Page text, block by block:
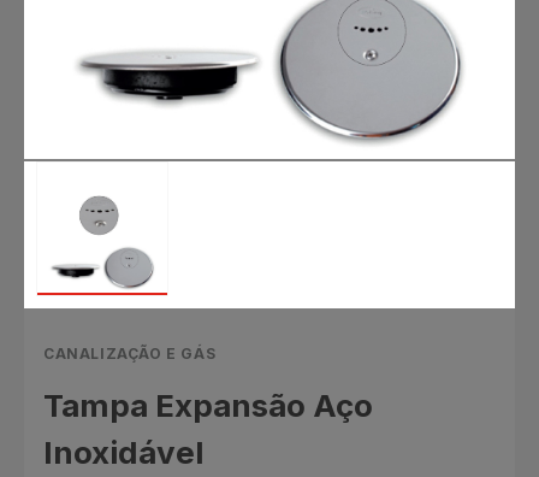
CANALIZAÇÃO E GÁS
Tampa Expansão Aço
Inoxidável